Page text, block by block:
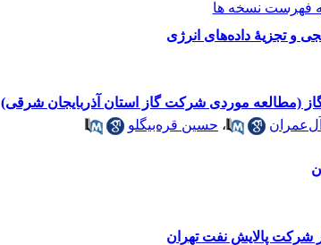
فهرست نسخه ها
و تجزیۀ داده‌های انرژی
گاز (مطالعه موردی شرکت گاز استان آذربایجان شرقی)
آل‌عمران ، حسین قره‌بیگلو
شرکت پالایش نفت تهران